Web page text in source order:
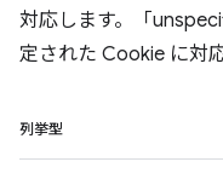
対応します。「
定された Cookie に対応
列挙型